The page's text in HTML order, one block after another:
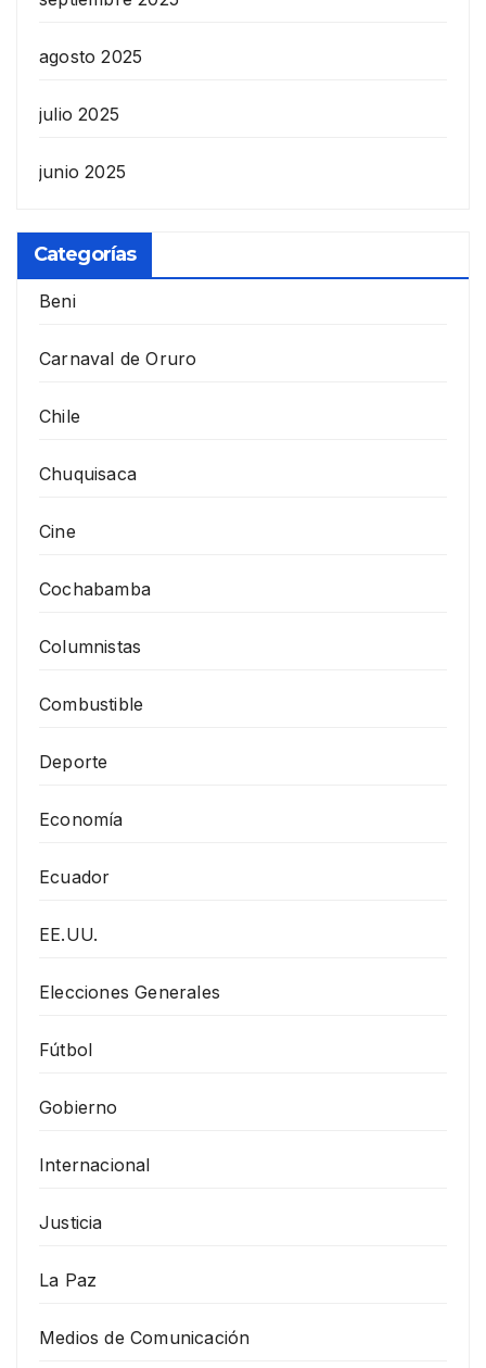
agosto 2025
julio 2025
junio 2025
Categorías
Beni
Carnaval de Oruro
Chile
Chuquisaca
Cine
Cochabamba
Columnistas
Combustible
Deporte
Economía
Ecuador
EE.UU.
Elecciones Generales
Fútbol
Gobierno
Internacional
Justicia
La Paz
Medios de Comunicación